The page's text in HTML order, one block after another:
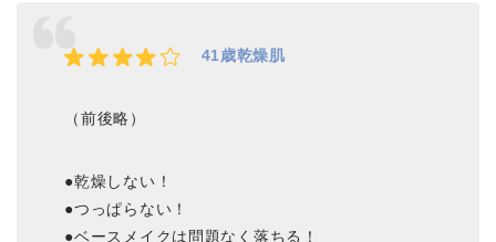
41歳乾燥肌
（前後略）
●乾燥しない！
●つっぱらない！
●ベースメイクは問題なく落ちる！